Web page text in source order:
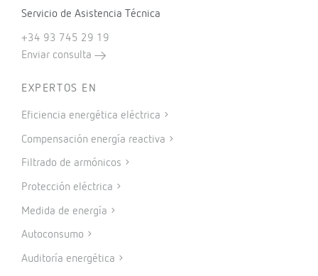
Servicio de Asistencia Técnica
+34 93 745 29 19
Enviar consulta
EXPERTOS EN
Eficiencia energética eléctrica
Compensación energía reactiva
Filtrado de armónicos
Protección eléctrica
Medida de energía
Autoconsumo
Auditoría energética